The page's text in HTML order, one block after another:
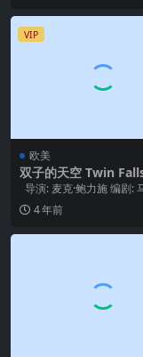
VIP
欧美
双子的天空 Twin
(1999)
导演: 麦克·鲍力施 编剧:
施 / 麦克·鲍力施 主演...
4 年前